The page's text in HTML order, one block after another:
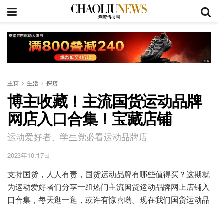
主页 生活 探店
博主收藏！主流国货运动品牌
网店入口合集！宝藏店铺
运动爱好者、学生党必看运动品牌店
2023年10月7日
支持国货，人人有责，国货运动品牌有哪些值得买？这期就
为运动爱好者们分享一组热门主流国货运动品牌网上店铺入
口合集，每天逛一逛，或许有惊喜哟。现在我们国货运动品